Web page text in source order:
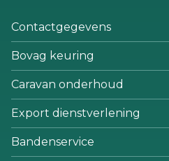
Contactgegevens
Bovag keuring
Caravan onderhoud
Export dienstverlening
Bandenservice